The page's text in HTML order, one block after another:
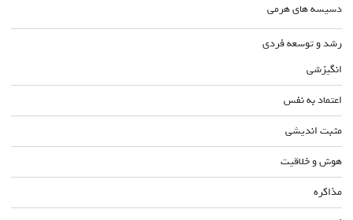
دسیسه های هرمی
رشد و توسعه فردی
انگیزشی
اعتماد به نفس
مثبت اندیشی
هوش و خلاقیت
مذاکره